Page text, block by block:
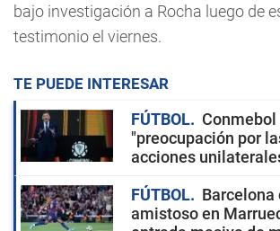
bajo investigación a Rocha luego de
testimonio el viernes.
TE PUEDE INTERESAR
FÚTBOL
Conmebol
"preocupación por
acciones
FÚTBOL
Barcelona
amistoso en